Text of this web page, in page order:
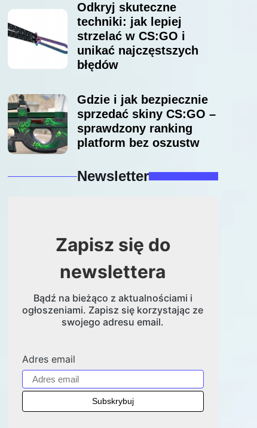
Odkryj skuteczne
techniki: jak lepiej
strzelać w CS:GO i
unikać najczęstszych
błędów
Gdzie i jak bezpiecznie
sprzedać skiny CS:GO –
sprawdzony ranking
platform bez oszustw
Newsletter
Zapisz się do
newslettera
Bądź na bieżąco z aktualnościami i
ogłoszeniami. Zapisz się korzystając ze
swojego adresu email.
Adres email